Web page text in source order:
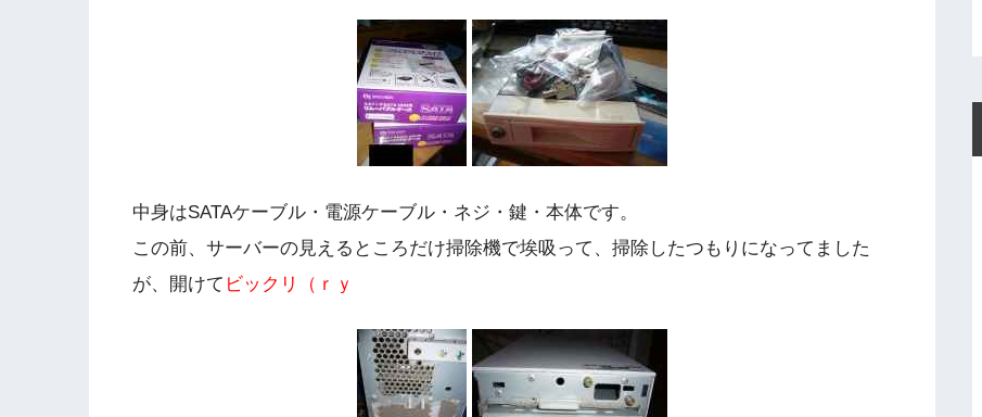
中身はSATAケーブル・電源ケーブル・ネジ・鍵・本体です。
この前、サーバーの見えるところだけ掃除機で埃吸って、掃除したつもりになってました
が、開けて ビックリ（ｒｙ